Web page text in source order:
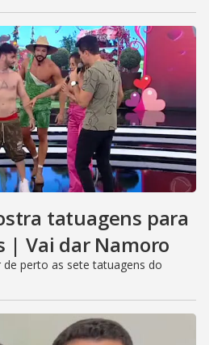
tatuagens para
| Vai dar Namoro
perto as sete tatuagens do